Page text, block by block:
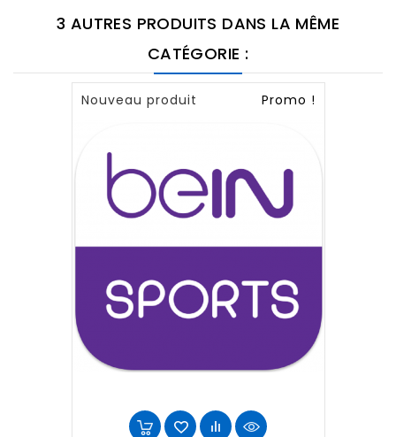
3 AUTRES PRODUITS DANS LA MÊME
CATÉGORIE :
Promo !
Nouveau produit